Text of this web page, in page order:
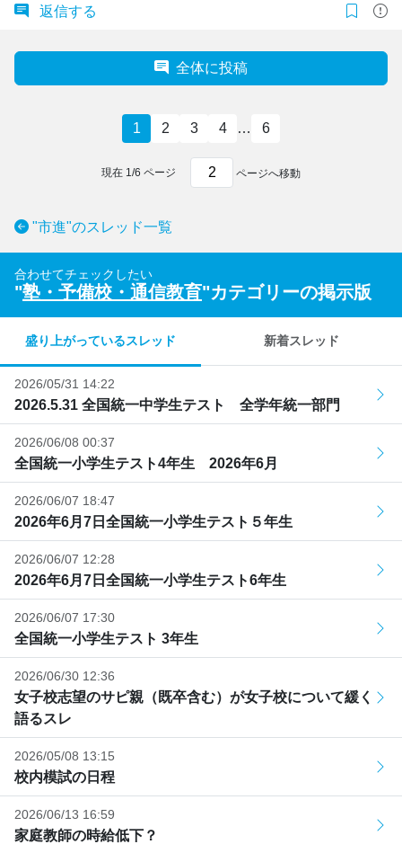
返信する
全体に投稿
1 2 3 4 … 6
現在 1 /6 ページ ページへ移動
"市進"のスレッド一覧
合わせてチェックしたい
"塾・予備校・通信教育"カテゴリーの掲示版
盛り上がっているスレッド 新着スレッド
2026/05/31 14:22
2026.5.31 全国統一中学生テスト 全学年統一部門
2026/06/08 00:37
全国統一小学生テスト4年生 2026年6月
2026/06/07 18:47
2026年6月7日全国統一小学生テスト５年生
2026/06/07 12:28
2026年6月7日全国統一小学生テスト6年生
2026/06/07 17:30
全国統一小学生テスト 3年生
2026/06/30 12:36
女子校志望のサピ親（既卒含む）が女子校について緩く
語るスレ
2026/05/08 13:15
校内模試の日程
2026/06/13 16:59
家庭教師の時給低下？